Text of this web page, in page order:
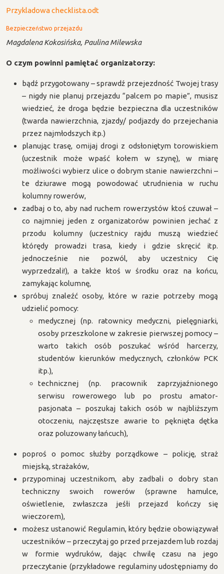
Przykladowa checklista.odt
Bezpieczeństwo przejazdu
Magdalena Kokosińska, Paulina Milewska
O czym powinni pamiętać organizatorzy:
bądź przygotowany – sprawdź przejezdność Twojej trasy
– nigdy nie planuj przejazdu “palcem po mapie”, musisz
wiedzieć, że droga będzie bezpieczna dla uczestników
(twarda nawierzchnia, zjazdy/ podjazdy do przejechania
przez najmłodszych itp.)
planując trasę, omijaj drogi z odsłoniętym torowiskiem
(uczestnik może wpaść kołem w szynę), w miarę
możliwości wybierz ulice o dobrym stanie nawierzchni –
te dziurawe mogą powodować utrudnienia w ruchu
kolumny rowerów,
zadbaj o to, aby nad ruchem rowerzystów ktoś czuwał –
co najmniej jeden z organizatorów powinien jechać z
przodu kolumny (uczestnicy rajdu muszą wiedzieć
którędy prowadzi trasa, kiedy i gdzie skręcić itp.
jednocześnie nie pozwól, aby uczestnicy Cię
wyprzedzali!), a także ktoś w środku oraz na końcu,
zamykając kolumnę,
spróbuj znaleźć osoby, które w razie potrzeby mogą
udzielić pomocy:
medycznej (np. ratownicy medyczni, pielęgniarki,
osoby przeszkolone w zakresie pierwszej pomocy –
warto takich osób poszukać wśród harcerzy,
studentów kierunków medycznych, członków PCK
itp.),
technicznej (np. pracownik zaprzyjaźnionego
serwisu rowerowego lub po prostu amator-
pasjonata – poszukaj takich osób w najbliższym
otoczeniu, najczęstsze awarie to pęknięta dętka
oraz poluzowany łańcuch),
poproś o pomoc służby porządkowe – policję, straż
miejską, strażaków,
przypominaj uczestnikom, aby zadbali o dobry stan
techniczny swoich rowerów (sprawne hamulce,
oświetlenie, zwłaszcza jeśłi przejazd kończy się
wieczorem),
możesz ustanowić Regulamin, który będzie obowiązywał
uczestników – przeczytaj go przed przejazdem lub rozdaj
w formie wydruków, dając chwilę czasu na jego
przeczytanie (przykładowe regulaminy udostępniamy do